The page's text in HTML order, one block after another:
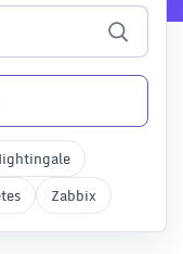
Zabbix